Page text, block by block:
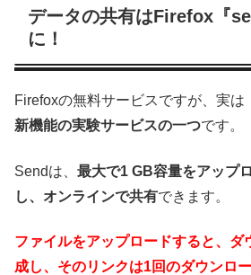
データの共有はFirefox『
に！
Firefoxの無料サービスですが、実は
新機能の実験サービスの一つです。
Sendは、 最大で1 GB容量をアップ
し、オンラインで共有できます。
ファイルをアップロードすると、ダ
成し、そのリンクは1回のダウンロ